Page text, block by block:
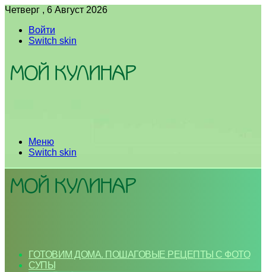
Четверг , 6 Август 2026
Войти
Switch skin
Меню
Switch skin
ГОТОВИМ ДОМА. ПОШАГОВЫЕ РЕЦЕПТЫ С ФОТО
СУПЫ